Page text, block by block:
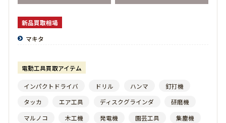
VACHERON CONSTANTIN
BALENCIAGA
-バレンシアガ-
HUNTING WORLD-ハンティングワールド-
新品買取相場
マキタ
電動工具買取アイテム
インパクトドライバ ドリル ハンマ
釘打機
タッカ
エア工具 ディスクグラインダ
研磨機
マルノコ
木工機 発電機 園芸工具
集塵機